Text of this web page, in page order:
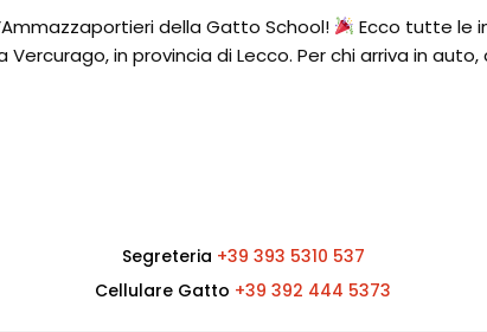
della Gatto School!
Ecco tutte le
Vercurago, in provincia di Lecco. Per chi arriva in
Segreteria +39 393 5310 537
Cellulare Gatto +39 392 444 5373